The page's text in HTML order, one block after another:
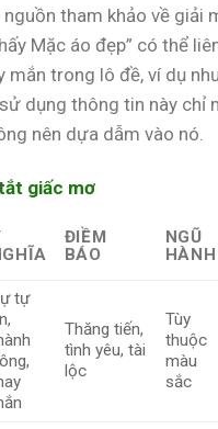
nguồn tham khảo về giải
Mặc áo đẹp” có thể
mắn trong lô đề, ví dụ
dụng thông tin này chỉ
nên dựa dẫm vào nó.
giấc mơ
ĐIỀM
BÁO
NGŨ
HÀNH
tự
Thăng tiến,
tình yêu, tài
lộc
Tùy
thuộc
màu
sắc